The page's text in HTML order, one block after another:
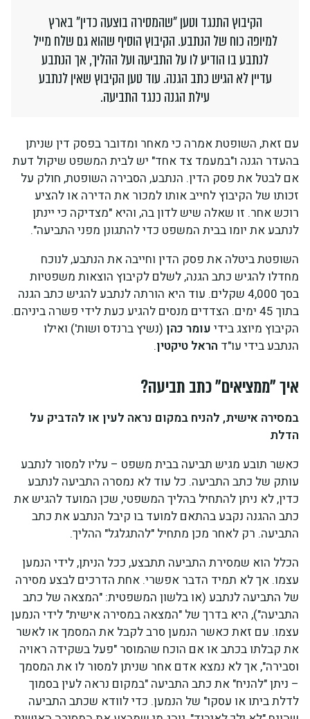
הקיבוץ התנגד וטען "שהמסירה בוצעה כדין" בארץ
למיופה כוח של הנתבע. הקיבוץ הוסיף שהוא גם שלח מייל
לנתבע בו הודיע לו על התביעה ועל ההליך, אך הנתבע
עדיין לא הגיש כתב הגנה. עוד טען הקיבוץ שאין לנתבע
עילת הגנה כנגד התביעה.
עם זאת, השופטת אמרה כי מאחר ומדובר בפסק דין שניתן
בהעדר הגנה ו"במעמד צד אחד" יש לבית המשפט שיקול דעת
אם לבטל את פסק הדין. הנתבע, הסבירה השופטת, חולק על
זכותו של הקיבוץ לחייב אותו למכור את הדירה או להציע
רוכש אחר. זו שאלה שיש לדון בה, והיא "מצדיקה כי יינתן
לנתבע את יומו בבית המשפט כדי להתגונן מפני התביעה".
השופטת ביטלה את פסק הדין וחייבה את הנתבע, לנוכח
מחדלו להגיש כתב הגנה, לשלם לקיבוץ הוצאות משפטיות
בסך 4,000 שקלים. עוד היא הורתה לנתבע להגיש כתב הגנה
בתוך 45 ימים. הצדדים מנסים להגיע כעת לידי פשרה ביניהם.
הקיבוץ מיוצג בידי עומר כהן (נשיץ ברנדס ושות') ואילו
הנתבע בידי עו"ד הראל טיקטין.
איך "ממציאים" כתב תביעה?
במסירה אישית, להניח במקום נראה לעין או להדביק על
הדלת
כאשר תובע מגיש תביעה בבית משפט – עליו למסור לנתבע
עותק של כתב התביעה. כל עוד לא נמסרה התביעה לנתבע
כדין, לא ניתן להתחיל בהליך המשפטי, שכן המועד להגיש את
כתב ההגנה נקבע בהתאם למועד בו קיבל הנתבע את כתב
התביעה. רק לאחר מכן מתחיל "להתגלגל" ההליך.
הכלל הוא שמסירת התביעה תתבצע, ככל הניתן, לידי הנמען
עצמו. אך לא תמיד הדבר אפשרי. אחת הדרכים לבצע מסירה
של התביעה לנתבע (או בלשון המשפטית: "המצאה של כתב
התביעה"), היא בדרך של "המצאה במסירה אישית" לידי הנמען
עצמו. עם זאת כאשר הנמען סרב לקבל את המסמך או לאשר
את קבלתו בכתב או אם הוכח שהמוסר "פעל בשקידה ראויה
וסבירה", אך לא נמצא אדם אחר שניתן למסור לו את המסמך
– ניתן "להניח" את כתב התביעה "במקום נראה לעין בסמוך
לדלת ביתו או עסקו" של הנמען. כדי לוודא שכתב התביעה